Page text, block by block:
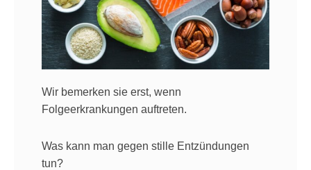
Wir bemerken sie erst, wenn
Folgeerkrankungen auftreten.
Was kann man gegen stille Entzündungen
tun?